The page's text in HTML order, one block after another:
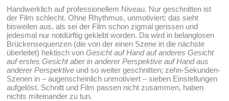
Handwerklich auf professionellem Niveau. Nur geschnitten ist
der Film schlecht. Ohne Rhythmus, unmotiviert; das sieht
bisweilen aus, als sei der Film schon zigmal gerissen und
jedesmal nur notdürftig geklebt worden. Da wird in belanglosen
Brückensequenzen (die von der einen Szene in die nächste
überleitet) hektisch vonGesicht auf Hand auf anderes Gesicht
auf erstes Gesicht aber in anderer Perspektive auf Hand aus
anderer Perspektive und so weiter geschnitten; zehn-Sekunden-
Szenen in – augenscheinlich unmotiviert – sieben Einstellungen
aufgelöst. Schnitt und Film passen nicht zusammen, haben
nichts miteinander zu tun.